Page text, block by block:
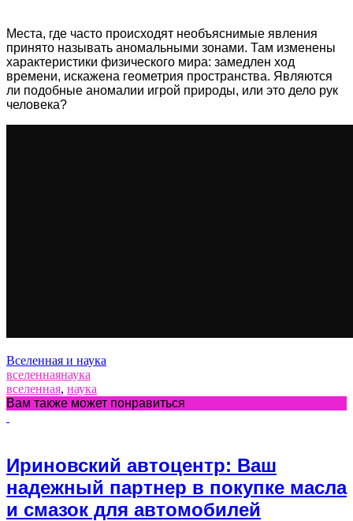
Места, где часто происходят необъяснимые явления
принято называть аномальными зонами. Там изменены
характеристики физического мира: замедлен ход
времени, искажена геометрия пространства. Являются
ли подобные аномалии игрой природы, или это дело рук
человека?
Вселенная и наука
вселеннаянаука
вселенная, наука
Вам также может понравиться
Ириновский автоцентр: Ваш
надежный партнер в покупке масла
и смазок для автомобилей